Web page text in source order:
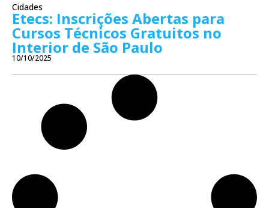
Cidades
Etecs: Inscrições Abertas para
Cursos Técnicos Gratuitos no
Interior de São Paulo
10/10/2025